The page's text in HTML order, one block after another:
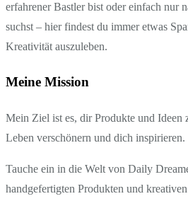
erfahrener Bastler bist oder einfach nur
suchst – hier findest du immer etwas
Kreativität auszuleben.
Meine Mission
Mein Ziel ist es, dir Produkte und Ideen
Leben verschönern und dich inspirieren.
Tauche ein in die Welt von Daily
handgefertigten Produkten und